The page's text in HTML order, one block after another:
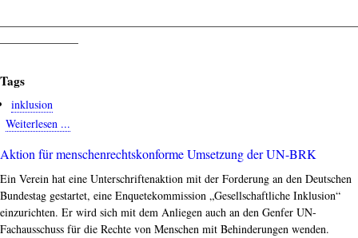
Tags
inklusion
Weiterlesen ...
unseres
Bündnisses
an
den
UN-
Aktion für menschenrechtskonforme Umsetzung der UN-BRK
Ein Verein hat eine Unterschriftenaktion mit der Forderung an den Deutschen
Bundestag gestartet, eine Enquetekommission „Gesellschaftliche Inklusion“
einzurichten. Er wird sich mit dem Anliegen auch an den Genfer UN-
Fachausschuss für die Rechte von Menschen mit Behinderungen wenden.